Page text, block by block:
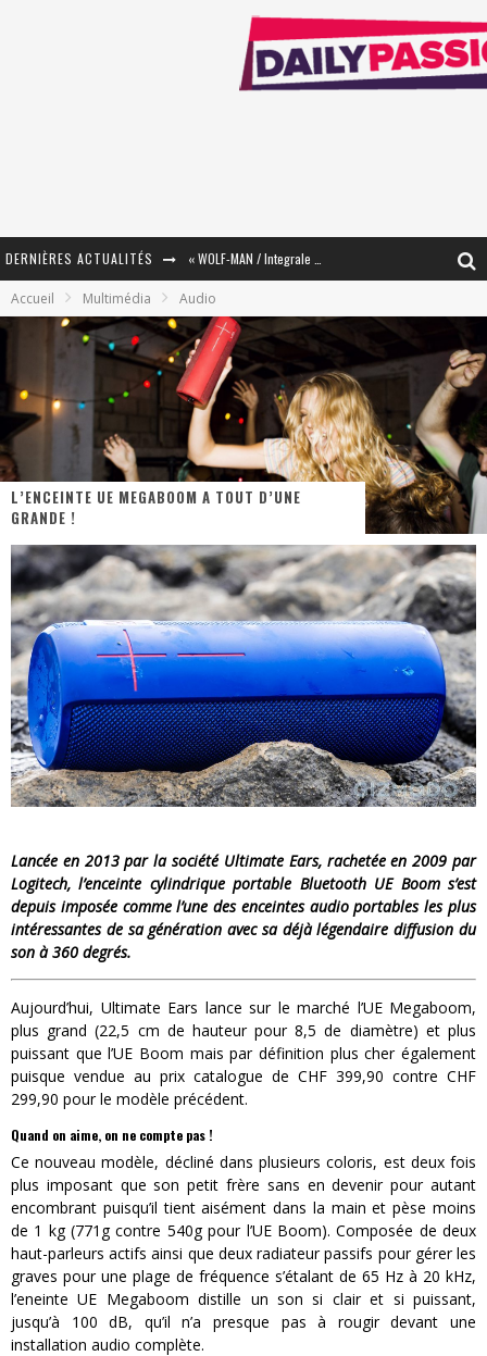
DERNIÈRES ACTUALITÉS
« Mon Village Révolté » - Combattre un Projet !
« Le Béton et le Bambou / Propositions pour Mayotte et le Monde. » - Améliorations !
Star Fox
PsyRiver 2026 : la magie revient sur les rives de l’Aar
« Dr Wertham / L’homme qui étudia les tueurs en série » - Un Métier à Risque !
Assassin's Creed Black Flag Resynced
« Le Vent dand les Saules » - Une Belle Histoire !
« Damn Them All » - Un duo de Choc !
Yoshi and the mysterious book
Accueil Multimédia Audio
L’ENCEINTE UE MEGABOOM A TOUT D’UNE
GRANDE !
Lancée en 2013 par la société Ultimate Ears, rachetée en 2009 par
Logitech, l’enceinte cylindrique portable Bluetooth UE Boom s’est
depuis imposée comme l’une des enceintes audio portables les plus
intéressantes de sa génération avec sa déjà légendaire diffusion du
son à 360 degrés.
Aujourd’hui, Ultimate Ears lance sur le marché l’UE Megaboom,
plus grand (22,5 cm de hauteur pour 8,5 de diamètre) et plus
puissant que l’UE Boom mais par définition plus cher également
puisque vendue au prix catalogue de CHF 399,90 contre CHF
299,90 pour le modèle précédent.
Quand on aime, on ne compte pas !
Ce nouveau modèle, décliné dans plusieurs coloris, est deux fois
plus imposant que son petit frère sans en devenir pour autant
encombrant puisqu’il tient aisément dans la main et pèse moins
de 1 kg (771g contre 540g pour l’UE Boom). Composée de deux
haut-parleurs actifs ainsi que deux radiateur passifs pour gérer les
graves pour une plage de fréquence s’étalant de 65 Hz à 20 kHz,
l’eneinte UE Megaboom distille un son si clair et si puissant,
jusqu’à 100 dB, qu’il n’a presque pas à rougir devant une
installation audio complète.